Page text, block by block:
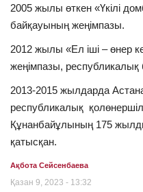
2005 жылы өткен «Үкілі
байқауының жеңімпазы.
2012 жылы «Ел іші – өнер
жеңімпазы, республикалық
2013-2015 жылдарда
республикалық
Құнанбайұлының 175
қатысқан.
Ақбота Сейсенбаева
Қазан 9, 2023 - 13:32